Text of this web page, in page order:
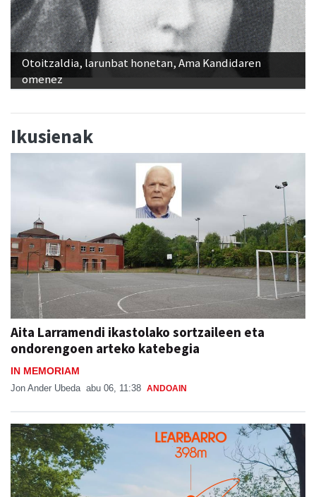
Otoitzaldia, larunbat honetan, Ama Kandidaren
omenez
Ikusienak
Aita Larramendi ikastolako sortzaileen eta
ondorengoen arteko katebegia
IN MEMORIAM
Jon Ander Ubeda abu 06, 11:38 ANDOAIN